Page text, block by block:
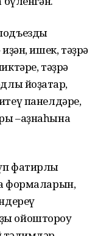
ишек, тәҙрә
тәҙрә
йоҙаҡтар,
панелдәре,
–аҙнаһына
фатирлы
формаларын,
ойоштороу